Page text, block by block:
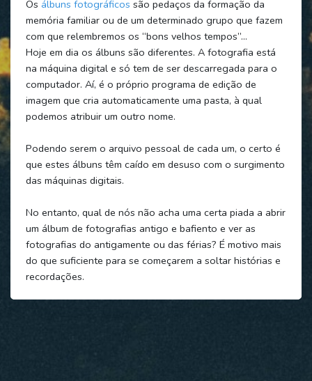
Os álbuns fotográficos são pedaços da formação da
memória familiar ou de um determinado grupo que fazem
com que relembremos os “bons velhos tempos”…
Hoje em dia os álbuns são diferentes. A fotografia está
na máquina digital e só tem de ser descarregada para o
computador. Aí, é o próprio programa de edição de
imagem que cria automaticamente uma pasta, à qual
podemos atribuir um outro nome.
Podendo serem o arquivo pessoal de cada um, o certo é
que estes álbuns têm caído em desuso com o surgimento
das máquinas digitais.
No entanto, qual de nós não acha uma certa piada a abrir
um álbum de fotografias antigo e bafiento e ver as
fotografias do antigamente ou das férias? É motivo mais
do que suficiente para se começarem a soltar histórias e
recordações.